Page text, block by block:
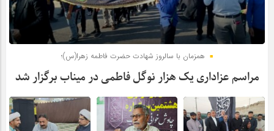
همزمان با سالروز شهادت حضرت فاطمه زهرا(س)؛
مراسم عزاداری یک هزار نوگل فاطمی در میناب برگزار شد